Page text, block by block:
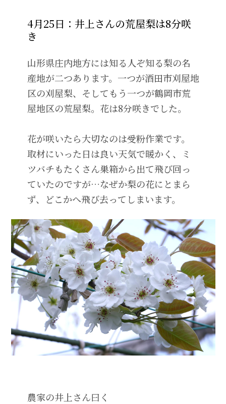
4月25日：井上さんの荒屋梨は8分咲
き
山形県庄内地方には知る人ぞ知る梨の名
産地が二つあります。一つが酒田市刈屋地
区の刈屋梨、そしてもう一つが鶴岡市荒
屋地区の荒屋梨。花は8分咲きでした。
花が咲いたら大切なのは受粉作業です。
取材にいった日は良い天気で暖かく、ミ
ツバチもたくさん巣箱から出て飛び回っ
ていたのですが…なぜか梨の花にとまら
ず、どこかへ飛び去ってしまいます。
農家の井上さん曰く